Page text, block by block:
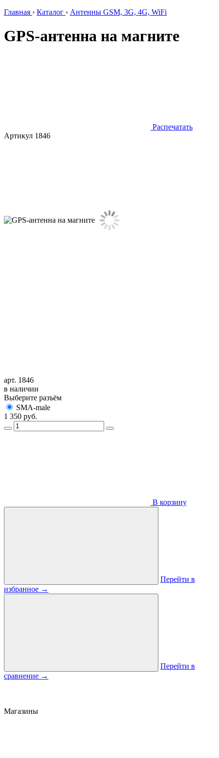
Главная › Каталог › Антенны GSM, 3G, 4G, WiFi
GPS-антенна на магните
Распечатать
Артикул 1846
арт. 1846
в наличии
Выберите разъём
SMA-male
1 350 руб.
В корзину
Перейти в
избранное →
Перейти в
сравнение →
Магазины